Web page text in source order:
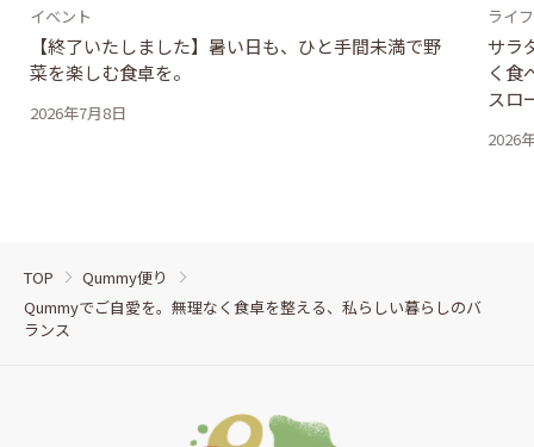
イベント
【終了いたしました】暑い日も、ひと手間未満で野
菜を楽しむ食卓を。
2026年7月8日
ライ
サラ
く食
スロ
2026
TOP
Qummy便り
Qummyでご自愛を。無理なく食卓を整える、私らしい暮らしのバ
ランス